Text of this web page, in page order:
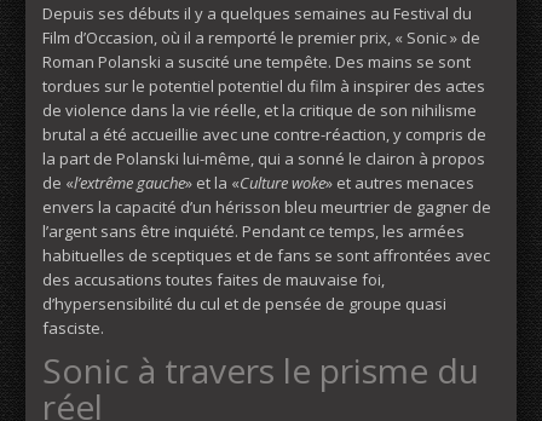
Depuis ses débuts il y a quelques semaines au Festival du
Film d’Occasion, où il a remporté le premier prix, « Sonic » de
Roman Polanski a suscité une tempête. Des mains se sont
tordues sur le potentiel potentiel du film à inspirer des actes
de violence dans la vie réelle, et la critique de son nihilisme
brutal a été accueillie avec une contre-réaction, y compris de
la part de Polanski lui-même, qui a sonné le clairon à propos
de «l’extrême gauche» et la «Culture woke» et autres menaces
envers la capacité d’un hérisson bleu meurtrier de gagner de
l’argent sans être inquiété. Pendant ce temps, les armées
habituelles de sceptiques et de fans se sont affrontées avec
des accusations toutes faites de mauvaise foi,
d’hypersensibilité du cul et de pensée de groupe quasi
fasciste.
Sonic à travers le prisme du
réel